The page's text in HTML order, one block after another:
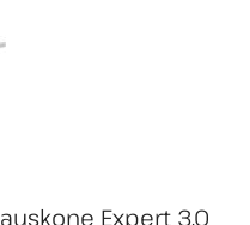
Expert 3.0